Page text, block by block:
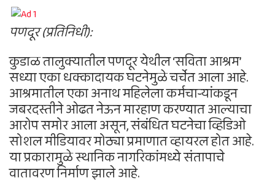
पणदूर (प्रतिनिधी):
कुडाळ तालुक्यातील पणदूर येथील ‘सविता आश्रम’
सध्या एका धक्कादायक घटनेमुळे चर्चेत आला आहे.
आश्रमातील एका अनाथ महिलेला कर्मचाऱ्यांकडून
जबरदस्तीने ओढत नेऊन मारहाण करण्यात आल्याचा
आरोप समोर आला असून, संबंधित घटनेचा व्हिडिओ
सोशल मीडियावर मोठ्या प्रमाणात व्हायरल होत आहे.
या प्रकारामुळे स्थानिक नागरिकांमध्ये संतापाचे
वातावरण निर्माण झाले आहे.